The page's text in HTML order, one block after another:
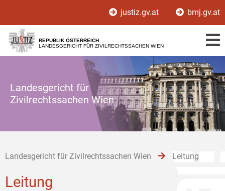
[1]
[2]
[3]
justiz.gv.at bmj.gv.at
REPUBLIK ÖSTERREICH
LANDESGERICHT FÜR ZIVILRECHTSSACHEN WIEN
Landesgericht für
Zivilrechtssachen Wien
Landesgericht für Zivilrechtssachen Wien Leitung
Leitung